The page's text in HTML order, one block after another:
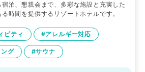
泊、懇親会まで、多彩な施設と充実した
時間を提供するリゾートホテルです。
ビティ #アレルギー対応
グ #サウナ